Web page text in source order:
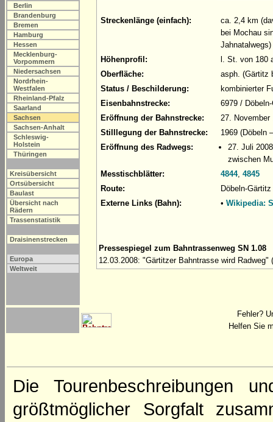
Berlin
Brandenburg
Bremen
Hamburg
Hessen
Mecklenburg-
Vorpommern
Niedersachsen
Nordrhein-
Westfalen
Rheinland-Pfalz
Saarland
Sachsen
Sachsen-Anhalt
Schleswig-
Holstein
Thüringen
Kreisübersicht
Ortsübersicht
Baulast
Übersicht nach
Rädern
Trassenstatistik
Draisinenstrecken
Europa
Weltweit
Streckenlänge (einfach):
ca. 2,4 km
bei Mochau
Jahnatalwegs)
Höhenprofil:
l. St. von 180
Oberfläche:
asph. (Gärtitz
Status / Beschilderung:
kombinierter
Eisenbahnstrecke:
6979 /
Eröffnung der Bahnstrecke:
27. November
Stilllegung der Bahnstrecke:
1969 (Döbeln
Eröffnung des Radwegs:
27. Juli
zwischen
Messtischblätter:
4844, 4845
Route:
Döbeln-
Externe Links (Bahn):
• Wikipedia:
Pressespiegel zum Bahntrassenweg SN 1.08
12.03.2008: "Gärtitzer Bahntrasse wird
Fehler?
Helfen Sie
Die Tourenbeschreibungen
größtmöglicher Sorgfalt